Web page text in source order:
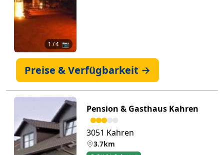
1 / 4 📷
Preise & Verfügbarkeit →
Pension & Gasthaus Kahren
3051 Kahren
3.7km